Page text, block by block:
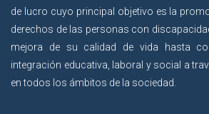
de lucro cuyo principal objetivo es la
derechos de las personas con
mejora de su calidad de vida hasta
integración educativa, laboral y social a
en todos los ámbitos de la sociedad.